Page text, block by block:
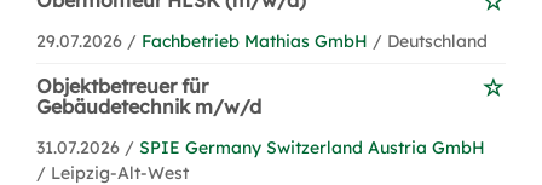
29.07.2026 / Fachbetrieb Mathias GmbH / Deutschland
Objektbetreuer für
Gebäudetechnik m/w/d
31.07.2026 / SPIE Germany Switzerland Austria GmbH
/ Leipzig-Alt-West